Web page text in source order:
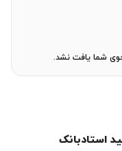
شما یافت نشد.
استادبانک